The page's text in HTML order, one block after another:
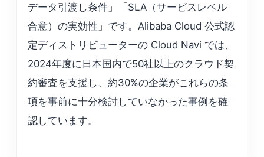
データ引渡し条件」「SLA（サービスレベル
合意）の実効性」です。Alibaba Cloud 公式認
定ディストリビューターの Cloud Navi では、
2024年度に日本国内で50社以上のクラウド契
約審査を支援し、約30%の企業がこれらの条
項を事前に十分検討していなかった事例を確
認しています。